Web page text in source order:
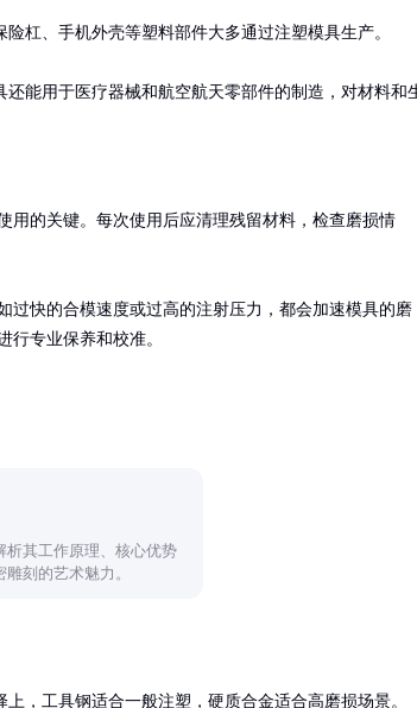
杠、手机外壳等塑料部件大多通过注塑模具生产。
能用于医疗器械和航空航天零部件的制造，对材料和
用的关键。每次使用后应清理残留材料，检查磨损情
过快的合模速度或过高的注射压力，都会加速模具的磨
行专业保养和校准。
析其工作原理、核心优势
刻的艺术魅力。
，工具钢适合一般注塑，硬质合金适合高磨损场景。